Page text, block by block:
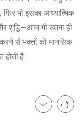
फिर भी इसका आध्यात्मिक
शुद्धि—आज भी उतना ही
से भक्तों को मानसिक
होती है।